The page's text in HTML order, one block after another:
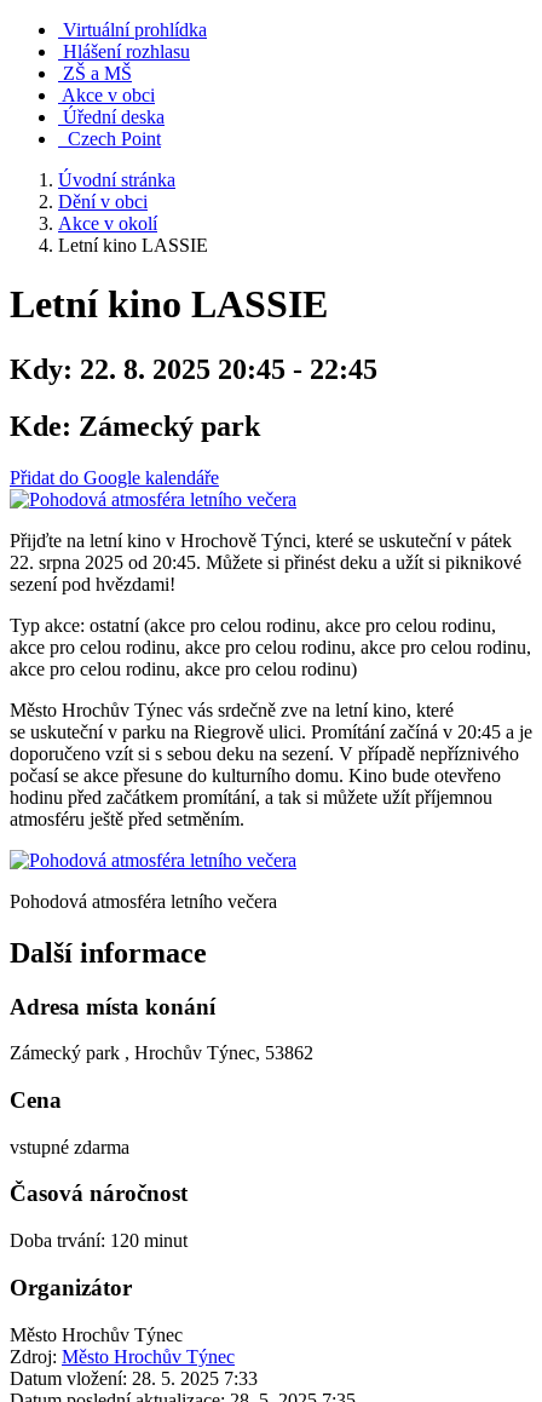
Virtuální prohlídka
Hlášení rozhlasu
ZŠ a MŠ
Akce v obci
Úřední deska
Czech Point
Úvodní stránka
Dění v obci
Akce v okolí
Letní kino LASSIE
Letní kino LASSIE
Kdy: 22. 8. 2025 20:45 - 22:45
Kde: Zámecký park
Přidat do Google kalendáře
Přijďte na letní kino v Hrochově Týnci, které se uskuteční v pátek
22. srpna 2025 od 20:45. Můžete si přinést deku a užít si piknikové
sezení pod hvězdami!
Typ akce: ostatní (akce pro celou rodinu, akce pro celou rodinu,
akce pro celou rodinu, akce pro celou rodinu, akce pro celou rodinu,
akce pro celou rodinu, akce pro celou rodinu)
Město Hrochův Týnec vás srdečně zve na letní kino, které
se uskuteční v parku na Riegrově ulici. Promítání začíná v 20:45 a je
doporučeno vzít si s sebou deku na sezení. V případě nepříznivého
počasí se akce přesune do kulturního domu. Kino bude otevřeno
hodinu před začátkem promítání, a tak si můžete užít příjemnou
atmosféru ještě před setměním.
Pohodová atmosféra letního večera
Další informace
Adresa místa konání
Zámecký park , Hrochův Týnec, 53862
Cena
vstupné zdarma
Časová náročnost
Doba trvání: 120 minut
Organizátor
Město Hrochův Týnec
Zdroj: Město Hrochův Týnec
Datum vložení: 28. 5. 2025 7:33